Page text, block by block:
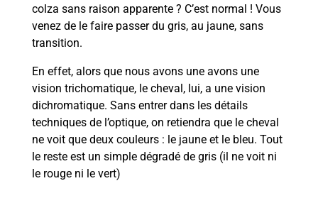
colza sans raison apparente ? C’est normal ! Vous
venez de le faire passer du gris, au jaune, sans
transition.
En effet, alors que nous avons une avons une
vision trichomatique, le cheval, lui, a une vision
dichromatique. Sans entrer dans les détails
techniques de l’optique, on retiendra que le cheval
ne voit que deux couleurs : le jaune et le bleu. Tout
le reste est un simple dégradé de gris (il ne voit ni
le rouge ni le vert)